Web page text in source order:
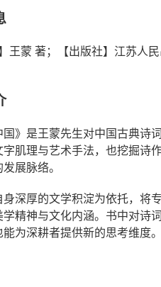
王蒙 著； 【出版社】 江苏人
国》是王蒙先生对中国古典诗
字肌理与艺术手法，也挖掘诗
展脉络。
身深厚的文学积淀为依托，将
精神与文化内涵。 书中对诗
能为深耕者提供新的思考维度